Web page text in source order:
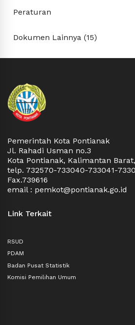
Peraturan
Dokumen Lainnya (15)
Pemerintah Kota Pontianak
Jl. Rahadi Usman no.3
Kota Pontianak, Kalimantan Barat,
telp. 732570-733040-733041-
Fax.739616
email : pemkot@pontianak.go.id
Link Terkait
RSUD
PDAM
Badan Pusat Statistik
Komisi Pemilihan Umum